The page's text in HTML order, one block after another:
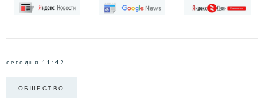
сегодня 11:42
ОБЩЕСТВО